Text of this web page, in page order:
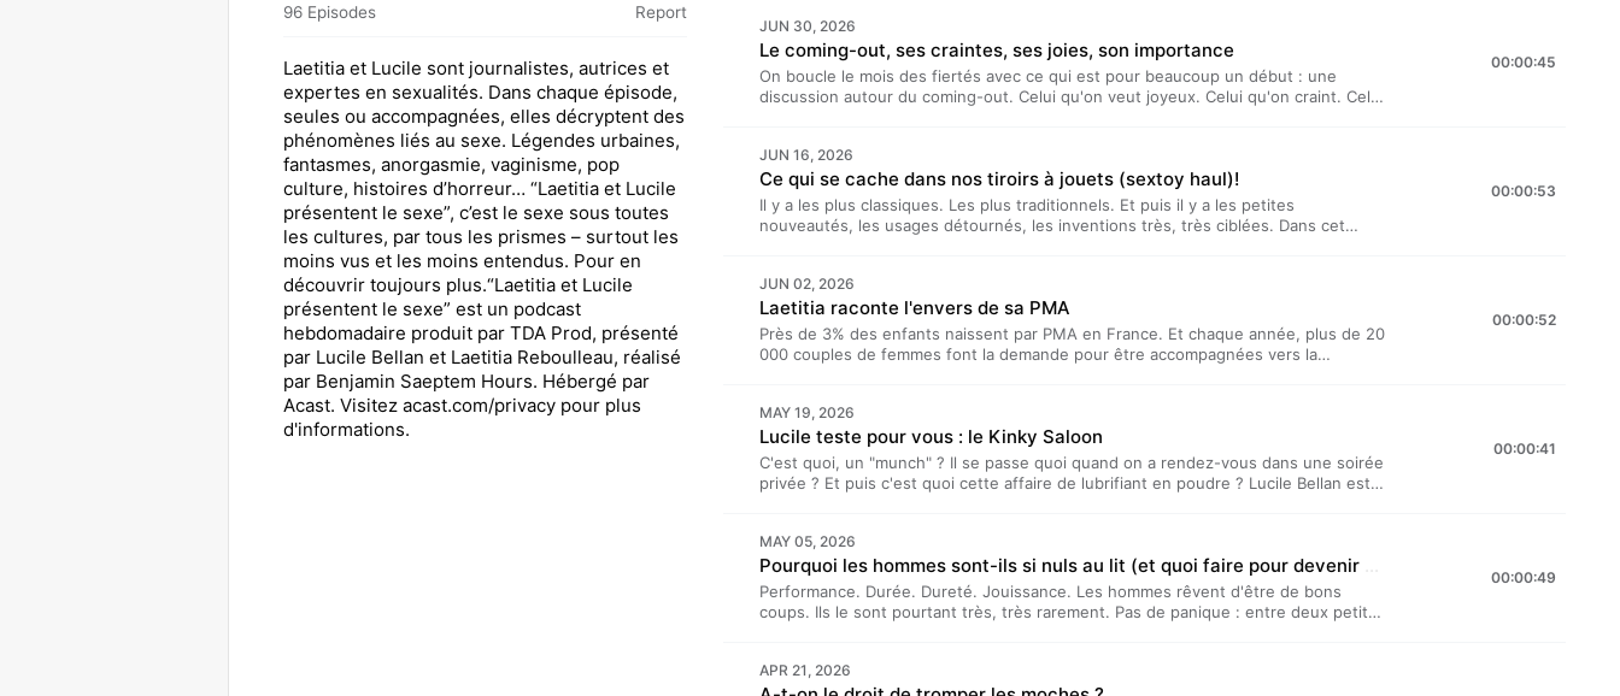
96 Episodes Report
Laetitia et Lucile sont journalistes, autrices et
expertes en sexualités. Dans chaque épisode,
seules ou accompagnées, elles décryptent des
phénomènes liés au sexe. Légendes urbaines,
fantasmes, anorgasmie, vaginisme, pop
culture, histoires d’horreur… “Laetitia et Lucile
présentent le sexe”, c’est le sexe sous toutes
les cultures, par tous les prismes – surtout les
moins vus et les moins entendus. Pour en
découvrir toujours plus.“Laetitia et Lucile
présentent le sexe” est un podcast
hebdomadaire produit par TDA Prod, présenté
par Lucile Bellan et Laetitia Reboulleau, réalisé
par Benjamin Saeptem Hours. Hébergé par
Acast. Visitez acast.com/privacy pour plus
d'informations.
présenté par Lucile Bellan et Laetitia Reboulleau, et réalisé par Benjamin Saeptem
Hours. Hébergé par Acast. Visitez acast.com/privacy pour plus d'informations.
JUN 30, 2026
Le coming-out, ses craintes, ses joies, son importance
On boucle le mois des fiertés avec ce qui est pour beaucoup un début : une
discussion autour du coming-out. Celui qu'on veut joyeux. Celui qu'on craint. Celui
podcast bi-mensuel produit par TDA Prod. Il est présenté par Lucile Bellan et
Laetitia Reboulleau, et réalisé par Benjamin Saeptem Hours. Hébergé par Acast.
Visitez acast.com/privacy pour plus d'informations.
00:00:45
JUN 16, 2026
Ce qui se cache dans nos tiroirs à jouets (sextoy haul)!
Il y a les plus classiques. Les plus traditionnels. Et puis il y a les petites
nouveautés, les usages détournés, les inventions très, très ciblées. Dans cet
présentent…” est un podcast bi-mensuel produit par TDA Prod. Il est présenté par
Lucile Bellan et Laetitia Reboulleau, et réalisé par Benjamin Saeptem Hours.
Hébergé par Acast. Visitez acast.com/privacy pour plus d'informations.
00:00:53
JUN 02, 2026
Laetitia raconte l'envers de sa PMA
Près de 3% des enfants naissent par PMA en France. Et chaque année, plus de 20
000 couples de femmes font la demande pour être accompagnées vers la
son parcours à Lucile Bellan.“Laetitia et Lucile présentent…” est un podcast bi-
mensuel produit par TDA Prod. Il est présenté par Lucile Bellan et Laetitia
Reboulleau, et réalisé par Benjamin Saeptem Hours. Hébergé par Acast. Visitez
acast.com/privacy pour plus d'informations.
00:00:52
MAY 19, 2026
Lucile teste pour vous : le Kinky Saloon
C'est quoi, un "munch" ? Il se passe quoi quand on a rendez-vous dans une soirée
privée ? Et puis c'est quoi cette affaire de lubrifiant en poudre ? Lucile Bellan est
Prod. Il est présenté par Lucile Bellan et Laetitia Reboulleau, et réalisé par
Benjamin Saeptem Hours. Hébergé par Acast. Visitez acast.com/privacy pour plus
d'informations.
00:00:41
MAY 05, 2026
Performance. Durée. Dureté. Jouissance. Les hommes rêvent d'être de bons
coups. Ils le sont pourtant très, très rarement. Pas de panique : entre deux petits
d'être.“Laetitia et Lucile présentent…” est un podcast bi-mensuel produit par TDA
00:00:49
APR 21, 2026